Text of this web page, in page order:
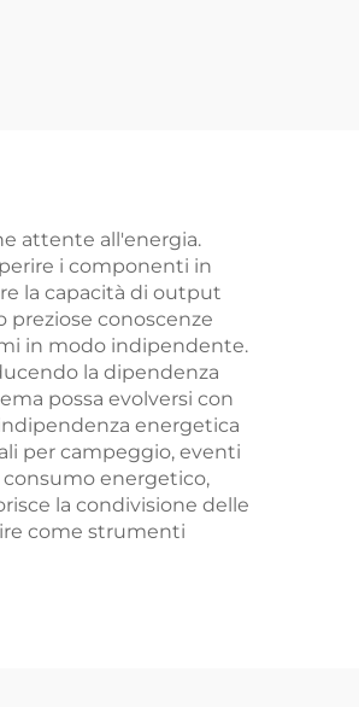
attente all'energia.
i componenti in
la capacità di output
preziose conoscenze
in modo indipendente.
la dipendenza
possa evolversi con
energetica
per campeggio, eventi
energetico,
la condivisione delle
come strumenti